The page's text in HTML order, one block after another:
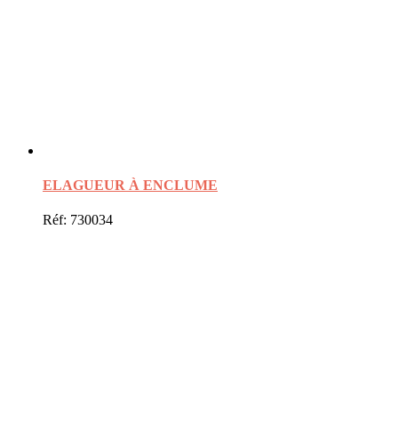
ELAGUEUR À ENCLUME
Réf: 730034